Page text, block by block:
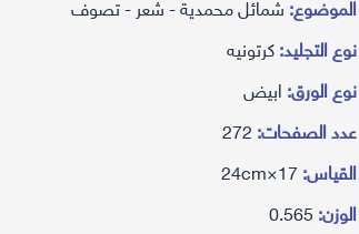
الموضوع:شمائل محمدية - شعر - تصوف
نوع التجليد:كرتونيه
نوع الورق:ابيض
عدد الصفحات:
القياس:17×24cm
الوزن: